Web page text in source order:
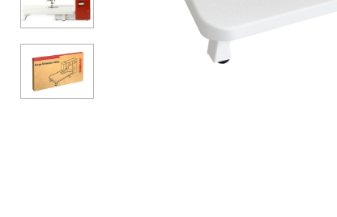
Бренды